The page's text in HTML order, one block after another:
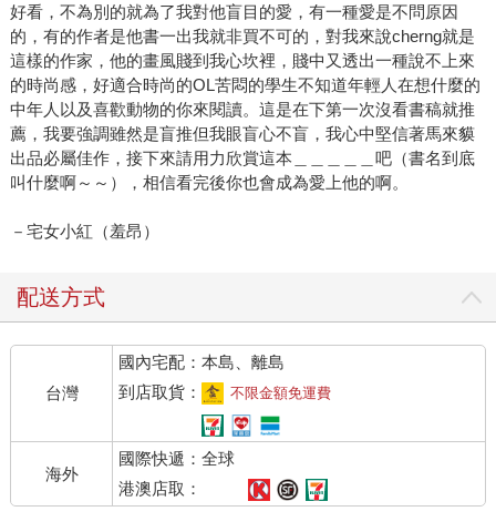
好看，不為別的就為了我對他盲目的愛，有一種愛是不問原因
的，有的作者是他書一出我就非買不可的，對我來說cherng就是
這樣的作家，他的畫風賤到我心坎裡，賤中又透出一種說不上來
的時尚感，好適合時尚的OL苦悶的學生不知道年輕人在想什麼的
中年人以及喜歡動物的你來閱讀。這是在下第一次沒看書稿就推
薦，我要強調雖然是盲推但我眼盲心不盲，我心中堅信著馬來貘
出品必屬佳作，接下來請用力欣賞這本＿＿＿＿＿吧（書名到底
叫什麼啊～～），相信看完後你也會成為愛上他的啊。
－宅女小紅（羞昂）
配送方式
台灣
國內宅配：本島、離島
到店取貨：
不限金額免運費
海外
國際快遞：全球
港澳店取：